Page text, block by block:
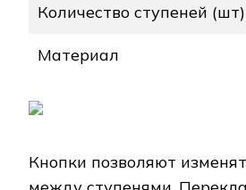
Количество ступеней (шт)
Материал
Кнопки позволяют